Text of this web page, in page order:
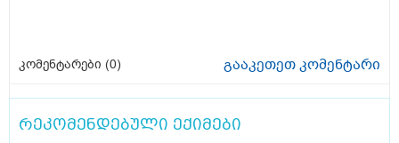
კომენტარები (0) გააკეთეთ კომენტარი
რეკომენდებული ექიმები